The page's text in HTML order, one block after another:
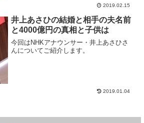
2019.02.15
井上あさひの結婚と相手の夫名前
と4000億円の真相と子供は
今回はNHKアナウンサー・井上あさひさ
んについてご紹介します。
2019.01.04